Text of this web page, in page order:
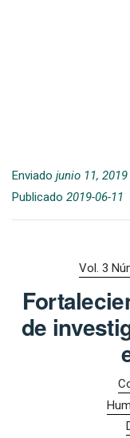
Enviado junio 11, 2019
Publicado 2019-06-11
Vol. 3
de